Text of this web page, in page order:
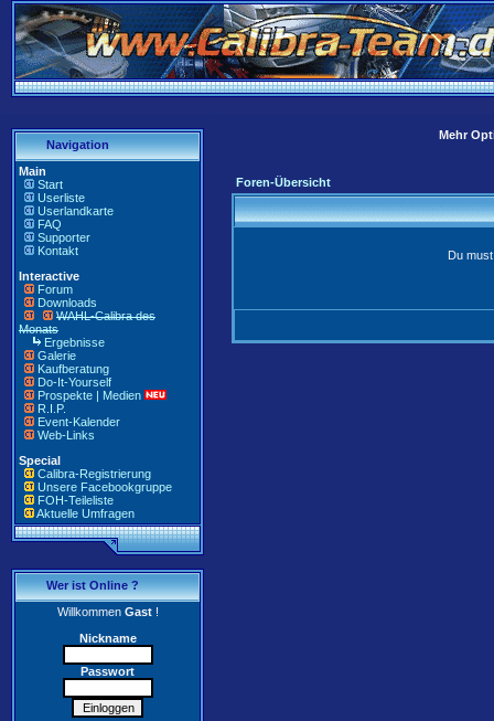
Navigation
Main
Start
Userliste
Userlandkarte
FAQ
Supporter
Kontakt
Interactive
Forum
Downloads
WAHL-Calibra des
Monats
Ergebnisse
Galerie
Kaufberatung
Do-It-Yourself
Prospekte | Medien
R.I.P.
Event-Kalender
Web-Links
Special
Calibra-Registrierung
Unsere Facebookgruppe
FOH-Teileliste
Aktuelle Umfragen
Wer ist Online ?
WillkommenGast!
Nickname
Passwort
Mehr
Foren-Übersicht
Du